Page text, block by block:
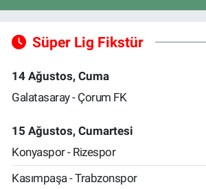
Süper Lig Fikstür
14 Ağustos, Cuma
Galatasaray - Çorum FK
15 Ağustos, Cumartesi
Konyaspor - Rizespor
Kasımpaşa - Trabzonspor